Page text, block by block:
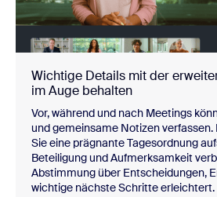
Wichtige Details mit der
im Auge behalten
Vor, während und nach Meetings
und gemeinsame Notizen
Sie eine prägnante Tagesordnung
Beteiligung und Aufmerksamkeit
Abstimmung über Entscheidungen,
wichtige nächste Schritte erleichtert.